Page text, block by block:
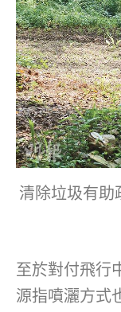
清除垃圾有助
至於對付飛行
源指噴灑方式